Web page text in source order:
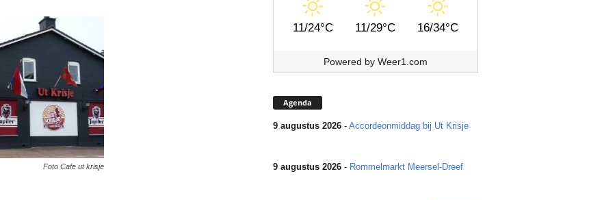
Foto Cafe ut krisje
11/24°C 11/29°C 16/34°C
Powered by Weer1.com
Agenda
9 augustus 2026- Accordeonmiddag bij Ut Krisje
9 augustus 2026- Rommelmarkt Meersel-Dreef